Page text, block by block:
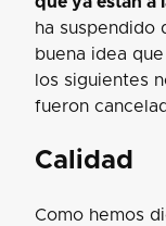
ha suspendido
buena idea
los siguientes
fueron
Calidad
Como hemos